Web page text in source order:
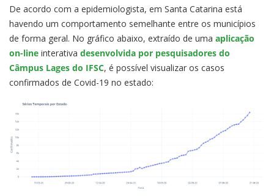
De acordo com a epidemiologista, em Santa Catarina está
havendo um comportamento semelhante entre os municípios
de forma geral. No gráfico abaixo, extraído de uma aplicação
on-line interativa desenvolvida por pesquisadores do
Câmpus Lages do IFSC, é possível visualizar os casos
confirmados de Covid-19 no estado: